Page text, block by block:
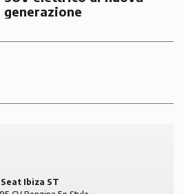
generazione
Seat Ibiza ST